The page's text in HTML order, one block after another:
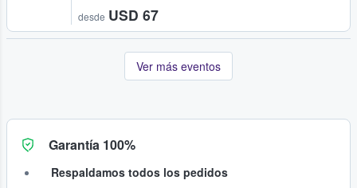
desde USD 67
Ver más eventos
Garantía 100%
Respaldamos todos los pedidos